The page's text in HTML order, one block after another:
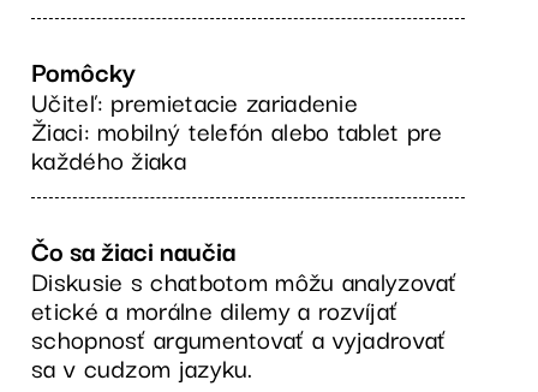
Pomôcky
Učiteľ: premietacie zariadenie
Žiaci: mobilný telefón alebo tablet pre
každého žiaka
Čo sa žiaci naučia
Diskusie s chatbotom môžu analyzovať
etické a morálne dilemy a rozvíjať
schopnosť argumentovať a vyjadrovať
sa v cudzom jazyku.